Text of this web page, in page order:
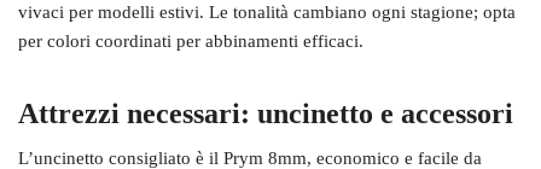
vivaci per modelli estivi. Le tonalità cambiano ogni stagione; opta
per colori coordinati per abbinamenti efficaci.
Attrezzi necessari: uncinetto e accessori
L’uncinetto consigliato è il Prym 8mm, economico e facile da